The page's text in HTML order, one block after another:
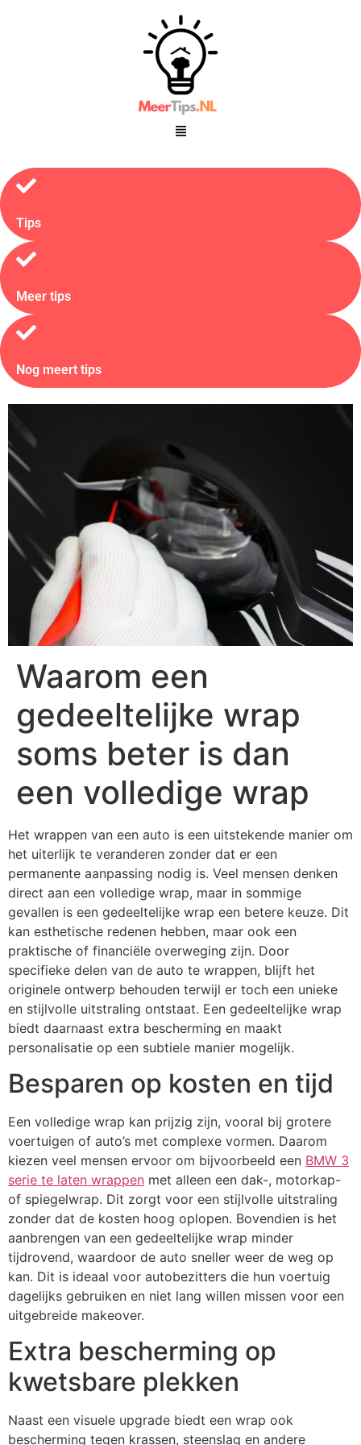
Tips
Meer tips
Nog meert tips
Waarom een
gedeeltelijke wrap
soms beter is dan
een volledige wrap
Het wrappen van een auto is een uitstekende manier om
het uiterlijk te veranderen zonder dat er een
permanente aanpassing nodig is. Veel mensen denken
direct aan een volledige wrap, maar in sommige
gevallen is een gedeeltelijke wrap een betere keuze. Dit
kan esthetische redenen hebben, maar ook een
praktische of financiële overweging zijn. Door
specifieke delen van de auto te wrappen, blijft het
originele ontwerp behouden terwijl er toch een unieke
en stijlvolle uitstraling ontstaat. Een gedeeltelijke wrap
biedt daarnaast extra bescherming en maakt
personalisatie op een subtiele manier mogelijk.
Besparen op kosten en tijd
Een volledige wrap kan prijzig zijn, vooral bij grotere
voertuigen of auto’s met complexe vormen. Daarom
kiezen veel mensen ervoor om bijvoorbeeld een BMW 3
serie te laten wrappen met alleen een dak-, motorkap-
of spiegelwrap. Dit zorgt voor een stijlvolle uitstraling
zonder dat de kosten hoog oplopen. Bovendien is het
aanbrengen van een gedeeltelijke wrap minder
tijdrovend, waardoor de auto sneller weer de weg op
kan. Dit is ideaal voor autobezitters die hun voertuig
dagelijks gebruiken en niet lang willen missen voor een
uitgebreide makeover.
Extra bescherming op
kwetsbare plekken
Naast een visuele upgrade biedt een wrap ook
bescherming tegen krassen, steenslag en andere